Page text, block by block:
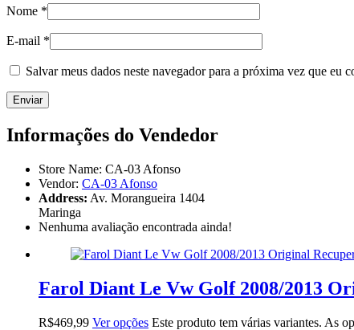
Nome *
E-mail *
Salvar meus dados neste navegador para a próxima vez que eu
Informações do Vendedor
Store Name: CA-03 Afonso
Vendor: CA-03 Afonso
Address: Av. Morangueira 1404
Maringa
Nenhuma avaliação encontrada ainda!
Farol Diant Le Vw Golf 2008/2013
R$469,99 Ver opções Este produto tem várias variantes. As